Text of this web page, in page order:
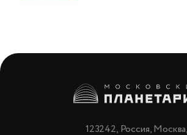
123242, Россия, Москва,